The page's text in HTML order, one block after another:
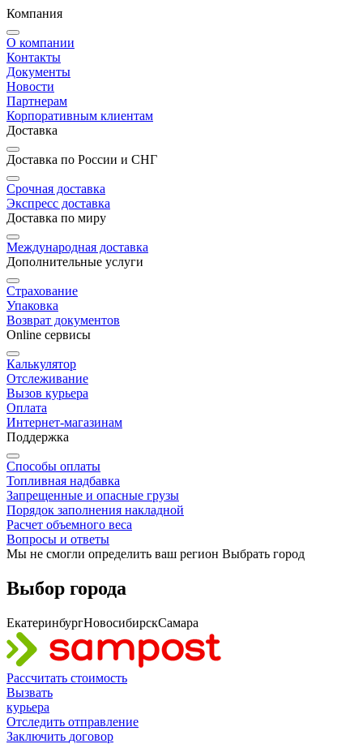
Компания
О компании
Контакты
Документы
Новости
Партнерам
Корпоративным клиентам
Доставка
Доставка по России и СНГ
Срочная доставка
Экспресс доставка
Доставка по миру
Международная доставка
Дополнительные услуги
Страхование
Упаковка
Возврат документов
Online сервисы
Калькулятор
Отслеживание
Вызов курьера
Оплата
Интернет-магазинам
Поддержка
Способы оплаты
Топливная надбавка
Запрещенные и опасные грузы
Порядок заполнения накладной
Расчет объемного веса
Вопросы и ответы
Мы не смогли определить ваш регион Выбрать город
Выбор города
ЕкатеринбургНовосибирскСамара
Рассчитать стоимость
Вызвать
курьера
Отследить отправление
Заключить договор